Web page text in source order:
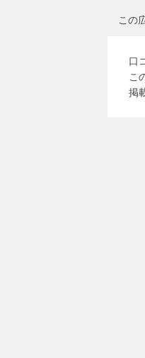
この
口
こ
掲